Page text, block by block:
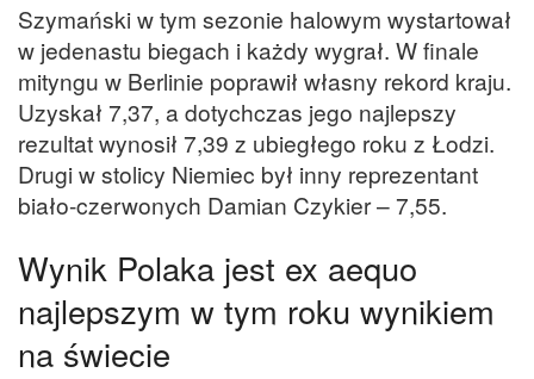
Szymański w tym sezonie halowym wystartował
w jedenastu biegach i każdy wygrał. W finale
mityngu w Berlinie poprawił własny rekord kraju.
Uzyskał 7,37, a dotychczas jego najlepszy
rezultat wynosił 7,39 z ubiegłego roku z Łodzi.
Drugi w stolicy Niemiec był inny reprezentant
biało-czerwonych Damian Czykier – 7,55.
Wynik Polaka jest ex aequo
najlepszym w tym roku wynikiem
na świecie